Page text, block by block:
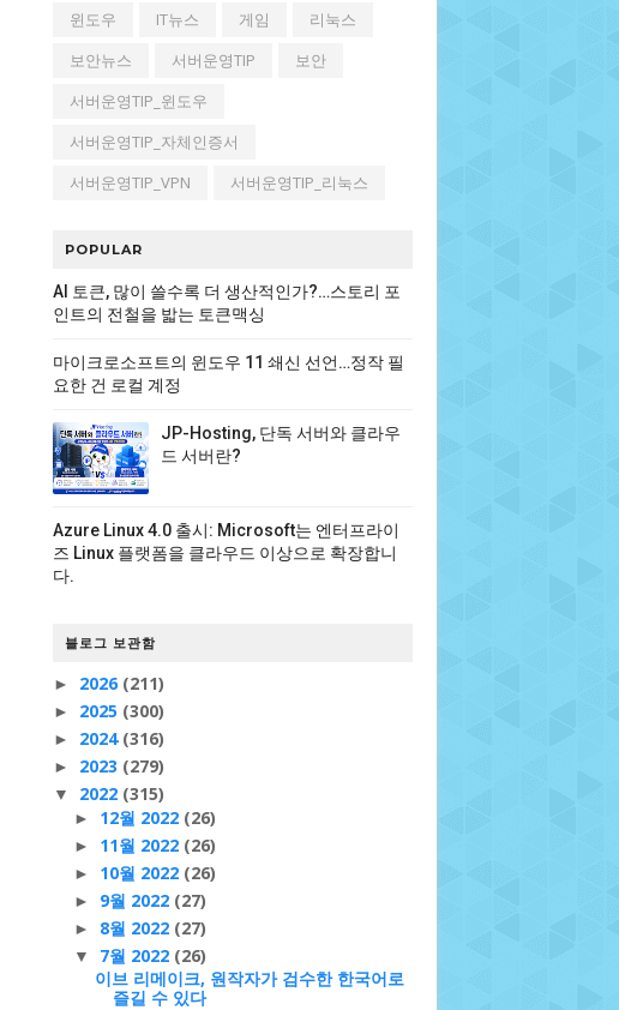
윈도우 IT뉴스 게임
리눅스
보안뉴스
서버운영TIP
보안
서버운영TIP_윈도우
서버운영TIP_자체인증서
서버운영TIP_VPN
서버운영TIP_리눅스
POPULAR
AI 토큰, 많이 쓸수록 더 생산적인가?…스토리 포
인트의 전철을 밟는 토큰맥싱
마이크로소프트의 윈도우 11 쇄신 선언…정작 필
요한 건 로컬 계정
JP-Hosting, 단독 서버와 클라우
드 서버란?
Azure Linux 4.0 출시: Microsoft는 엔터프라이
즈 Linux 플랫폼을 클라우드 이상으로 확장합니
다.
블로그 보관함
► 2026 (211)
► 2025 (300)
► 2024 (316)
► 2023 (279)
▼ 2022 (315)
► 12월 2022 (26)
► 11월 2022 (26)
► 10월 2022 (26)
► 9월 2022 (27)
► 8월 2022 (27)
▼ 7월 2022 (26)
이브 리메이크, 원작자가 검수한 한국어로
즐길 수 있다